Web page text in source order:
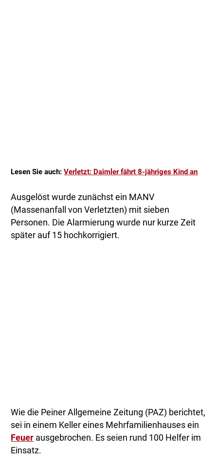
Lesen Sie auch:Verletzt: Daimler fährt 8-jähriges Kind an
Ausgelöst wurde zunächst ein MANV
(Massenanfall von Verletzten) mit sieben
Personen. Die Alarmierung wurde nur kurze Zeit
später auf 15 hochkorrigiert.
Wie die Peiner Allgemeine Zeitung (PAZ) berichtet,
sei in einem Keller eines Mehrfamilienhauses ein
Feuer ausgebrochen. Es seien rund 100 Helfer im
Einsatz.